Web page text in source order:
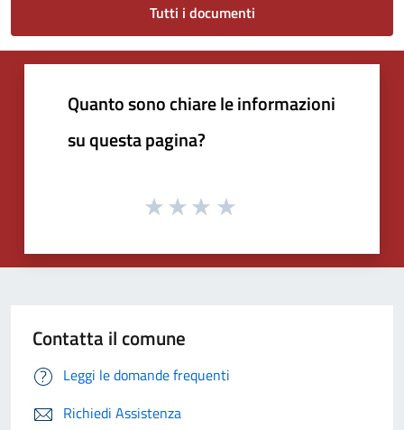
Tutti i documenti
Quanto sono chiare le informazioni
su questa pagina?
Contatta il comune
Leggi le domande frequenti
Richiedi Assistenza